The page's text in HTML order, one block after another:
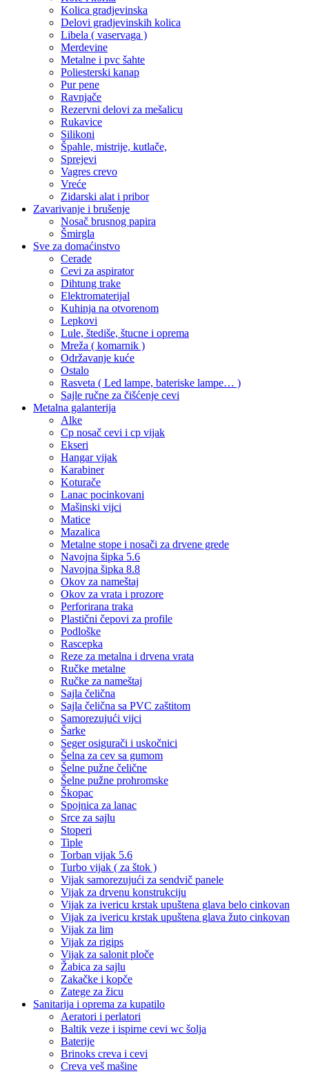
Kolica gradjevinska
Delovi gradjevinskih kolica
Libela ( vaservaga )
Merdevine
Metalne i pvc šahte
Poliesterski kanap
Pur pene
Ravnjače
Rezervni delovi za mešalicu
Rukavice
Silikoni
Špahle, mistrije, kutlače,
Sprejevi
Vagres crevo
Vreće
Zidarski alat i pribor
Zavarivanje i brušenje
Nosač brusnog papira
Šmirgla
Sve za domaćinstvo
Cerade
Cevi za aspirator
Dihtung trake
Elektromaterijal
Kuhinja na otvorenom
Lepkovi
Lule, štediše, štucne i oprema
Mreža ( komarnik )
Održavanje kuće
Ostalo
Rasveta ( Led lampe, bateriske lampe… )
Sajle ručne za čišćenje cevi
Metalna galanterija
Alke
Cp nosač cevi i cp vijak
Ekseri
Hangar vijak
Karabiner
Koturače
Lanac pocinkovani
Mašinski vijci
Matice
Mazalica
Metalne stope i nosači za drvene grede
Navojna šipka 5.6
Navojna šipka 8.8
Okov za nameštaj
Okov za vrata i prozore
Perforirana traka
Plastični čepovi za profile
Podloške
Rascepka
Reze za metalna i drvena vrata
Ručke metalne
Ručke za nameštaj
Sajla čelična
Sajla čelična sa PVC zaštitom
Samorezujući vijci
Šarke
Seger osigurači i uskočnici
Šelna za cev sa gumom
Šelne pužne čelične
Šelne pužne prohromske
Škopac
Spojnica za lanac
Srce za sajlu
Stoperi
Tiple
Torban vijak 5.6
Turbo vijak ( za štok )
Vijak samorezujući za sendvič panele
Vijak za drvenu konstrukciju
Vijak za ivericu krstak upuštena glava belo cinkovan
Vijak za ivericu krstak upuštena glava žuto cinkovan
Vijak za lim
Vijak za rigips
Vijak za salonit ploče
Žabica za sajlu
Zakačke i kopče
Zatege za žicu
Sanitarija i oprema za kupatilo
Aeratori i perlatori
Baltik veze i ispirne cevi wc šolja
Baterije
Brinoks creva i cevi
Creva veš mašine